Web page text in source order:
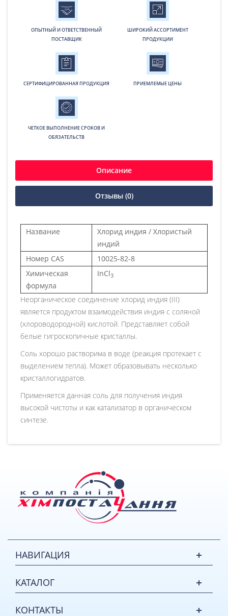
ОПЫТНЫЙ И ОТВЕТСТВЕННЫЙ
ПОСТАВЩИК
ШИРОКИЙ АССОРТИМЕНТ
ПРОДУКЦИИ
СЕРТИФИЦИРОВАННАЯ ПРОДУКЦИЯ ПРИЕМЛЕМЫЕ ЦЕНЫ
ЧЕТКОЕ ВЫПОЛНЕНИЕ СРОКОВ И
ОБЯЗАТЕЛЬСТВ
Описание
Отзывы (0)
Название
Хлорид индия / Хлористый
индий
Номер CAS
10025-82-8
Химическая
формула
InCl3
Неорганическое соединение хлорид индия (III)
является продуктом взаимодействия индия с соляной
(хлороводородной) кислотой. Представляет собой
белые гигроскопичные кристаллы.
Соль хорошо растворима в воде (реакция протекает с
выделением тепла). Может образовывать несколько
кристаллогидратов.
Применяется данная соль для получения индия
высокой чистоты и как катализатор в органическом
синтезе.
НАВИГАЦИЯ
КАТАЛОГ
КОНТАКТЫ